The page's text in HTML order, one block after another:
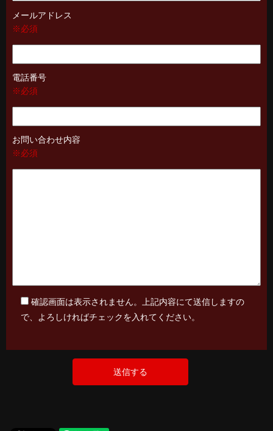
メールアドレス
※必須
電話番号
※必須
お問い合わせ内容
※必須
確認画面は表示されません。上記内容にて送信しますの
で、よろしければチェックを入れてください。